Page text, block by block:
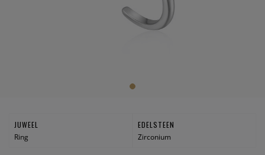
JUWEEL
Ring
EDELSTEEN
Zirconium